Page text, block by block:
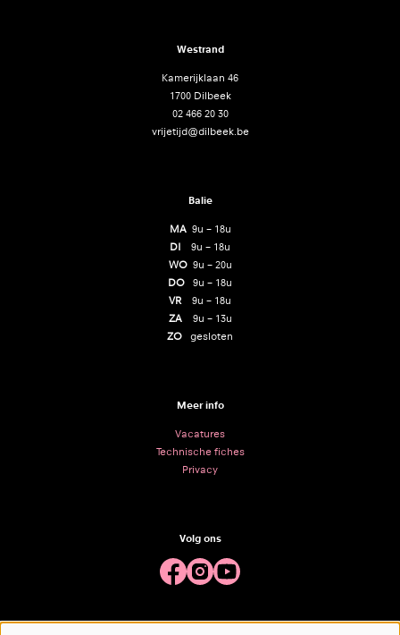
Westrand
Kamerijklaan 46
1700 Dilbeek
02 466 20 30
vrijetijd@dilbeek.be
Balie
MA 9u – 18u
DI 9u – 18u
WO9u – 20u
DO 9u – 18u
VR 9u – 18u
ZA
9u – 13u
ZO gesloten
Meer info
Vacatures
Technische fiches
Privacy
Volg ons
Meld je aan voor de nieuwsbrief